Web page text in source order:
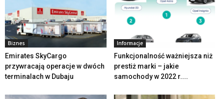
Biznes
Emirates SkyCargo
przywracają operacje w dwóch
terminalach w Dubaju
Informacje
Funkcjonalność ważniejsza niż
prestiż marki – jakie
samochody w 2022 r....